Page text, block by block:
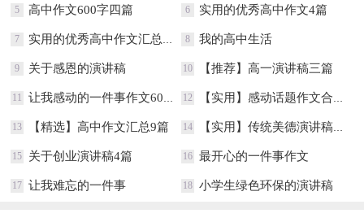
5 高中作文600字四篇 6 实用的优秀高中作文4篇
7 实用的优秀高中作文汇总7篇 8 我的高中生活
9 关于感恩的演讲稿 10 【推荐】高一演讲稿三篇
11 让我感动的一件事作文600字 12 【实用】感动话题作文合集10篇
13 【精选】高中作文汇总9篇 14 【实用】传统美德演讲稿3篇
15 关于创业演讲稿4篇 16 最开心的一件事作文
17 让我难忘的一件事 18 小学生绿色环保的演讲稿